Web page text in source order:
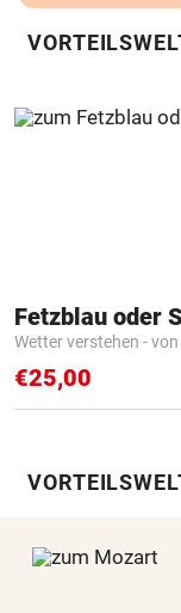
Fetzblau oder
Wetter verstehen -
€25,00